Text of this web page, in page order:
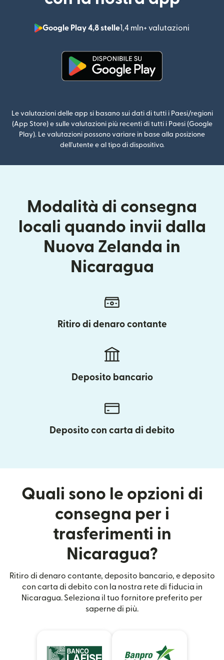
Google Play 4,8 stelle1,4 mln+ valutazioni
Le valutazioni delle app si basano sui dati di tutti i Paesi/regioni
(App Store) e sulle valutazioni più recenti di tutti i Paesi (Google
Play). Le valutazioni possono variare in base alla posizione
dell'utente e al tipo di dispositivo.
Modalità di consegna
locali quando invii dalla
Nuova Zelanda in
Nicaragua
Ritiro di denaro contante
Deposito bancario
Deposito con carta di debito
Quali sono le opzioni di
consegna per i
trasferimenti in
Nicaragua?
Ritiro di denaro contante, deposito bancario, e deposito
con carta di debito con la nostra rete di fiducia in
Nicaragua. Seleziona il tuo fornitore preferito per
saperne di più.